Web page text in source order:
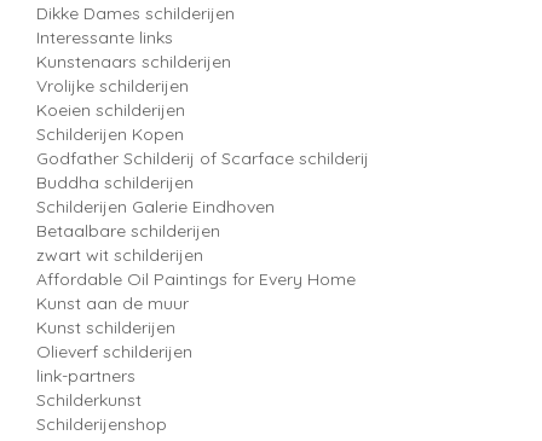
Dikke Dames schilderijen
Interessante links
Kunstenaars schilderijen
Vrolijke schilderijen
Koeien schilderijen
Schilderijen Kopen
Godfather Schilderij of Scarface schilderij
Buddha schilderijen
Schilderijen Galerie Eindhoven
Betaalbare schilderijen
zwart wit schilderijen
Affordable Oil Paintings for Every Home
Kunst aan de muur
Kunst schilderijen
Olieverf schilderijen
link-partners
Schilderkunst
Schilderijenshop